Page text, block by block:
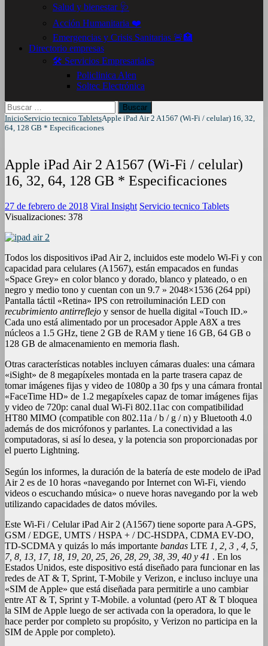
Salud y bienestar 🩺
Acción Humanitaria ❤️
Emergencias y Crisis Sanitarias 🚨🏥
Directorio empresas
🛠️ Servicios Empresariales
Policlinica Alen
Soltec Electrónica
Buscar:
InicioServicio tecnico TabletsApple iPad Air 2 A1567 (Wi-Fi / celular) 16, 32,
64, 128 GB * Especificaciones
Apple iPad Air 2 A1567 (Wi-Fi / celular)
16, 32, 64, 128 GB * Especificaciones
27 de febrero de 2018 Viral Insight Servicio tecnico Tablets
Visualizaciones: 378
Todos los dispositivos iPad Air 2, incluidos este modelo Wi-Fi y con
capacidad para celulares (A1567), están empacados en fundas
«Space Grey» en color blanco y dorado, blanco y plateado, o en
negro y medio tono y cuentan con un 9.7 » 2048×1536 (264 ppi)
Pantalla táctil «Retina» IPS con retroiluminación LED con
recubrimiento antirreflejo y sensor de huella digital «Touch ID.»
Cada uno está alimentado por un procesador Apple A8X a tres
núcleos a 1.5 GHz, tiene 2 GB de RAM y tiene 16 GB, 64 GB o
128 GB de almacenamiento en memoria flash.
Otras características notables incluyen cámaras duales: una cámara
«iSight» de 8 megapíxeles montada en la parte trasera capaz de
tomar imágenes fijas y video de 1080p a 30 fps y una cámara frontal
«FaceTime HD» de 1.2 megapíxeles capaz de tomar imágenes fijas
y video de 720p: canal dual Wi-Fi 802.11ac con compatibilidad
HT80 MIMO (compatible con 802.11a / b / g / n) y Bluetooth 4.0
además de dos micrófonos y parlantes. La conectividad a las
computadoras, si así lo desea, y la potencia son proporcionadas por
el puerto Lightning.
Según los informes, la duración de la batería de este modelo de iPad
Air 2 es de 10 horas «navegando por Internet con Wi-Fi, viendo
videos o escuchando música» o nueve horas navegando por la web
utilizando capacidades de datos móviles.
Este Wi-Fi / Celular iPad Air 2 (A1567) tiene soporte para A-GPS,
GSM / EDGE, UMTS / HSPA + / DC-HSDPA, CDMA EV-DO,
TD-SCDMA y quizás lo más importante bandas LTE 1, 2, 3 , 4, 5,
7, 8, 13, 17, 18, 19, 20, 25, 26, 28, 29, 38, 39, 40 y 41 . En los
Estados Unidos, este dispositivo está diseñado para funcionar en las
redes de AT & T, Sprint, T-Mobile y Verizon, e incluso incluye una
«SIM de Apple» que está diseñada para permitirle a uno cambiar
entre AT & T, Sprint y T-Mobile. a voluntad (pero AT & T bloquea
la SIM de Apple luego de ser activada con la operadora, lo que le
hace perder por completo su propósito, y Verizon no participa en la
SIM de Apple por completo).